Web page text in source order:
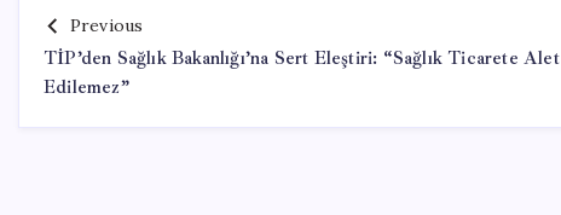
Previous
TİP’den Sağlık Bakanlığı’na Sert Eleştiri: “Sağlık Ticarete Alet
Edilemez”